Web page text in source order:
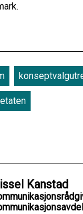
Kanstad